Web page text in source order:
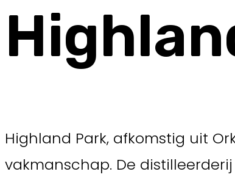
Highland Park, afkomstig uit
vakmanschap. De